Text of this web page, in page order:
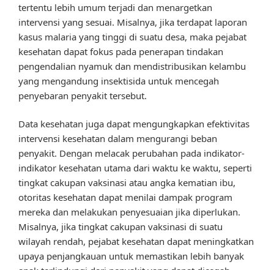
tertentu lebih umum terjadi dan menargetkan
intervensi yang sesuai. Misalnya, jika terdapat laporan
kasus malaria yang tinggi di suatu desa, maka pejabat
kesehatan dapat fokus pada penerapan tindakan
pengendalian nyamuk dan mendistribusikan kelambu
yang mengandung insektisida untuk mencegah
penyebaran penyakit tersebut.
Data kesehatan juga dapat mengungkapkan efektivitas
intervensi kesehatan dalam mengurangi beban
penyakit. Dengan melacak perubahan pada indikator-
indikator kesehatan utama dari waktu ke waktu, seperti
tingkat cakupan vaksinasi atau angka kematian ibu,
otoritas kesehatan dapat menilai dampak program
mereka dan melakukan penyesuaian jika diperlukan.
Misalnya, jika tingkat cakupan vaksinasi di suatu
wilayah rendah, pejabat kesehatan dapat meningkatkan
upaya penjangkauan untuk memastikan lebih banyak